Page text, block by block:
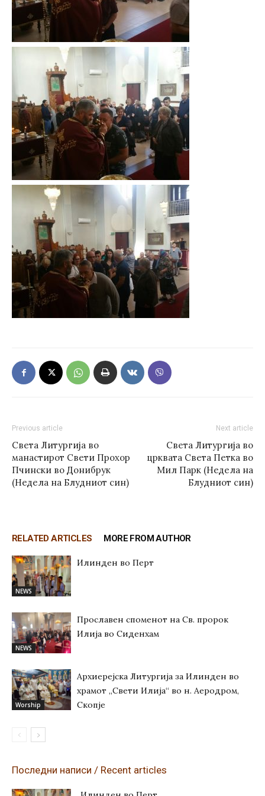
Previous article
Света Литургија во
манастирот Свети Прохор
Пчински во Донибрук
(Недела на Блудниот син)
Next article
Света Литургија во
црквата Света Петка во
Мил Парк (Недела на
Блудниот син)
RELATED ARTICLES MORE FROM AUTHOR
NEWS
Илинден во Перт
NEWS
Прославен споменот на Св. пророк
Илија во Сиденхам
Worship
Архиерејска Литургија за Илинден во
храмот „Свети Илија“ во н. Аеродром,
Скопје
Последни написи / Recent articles